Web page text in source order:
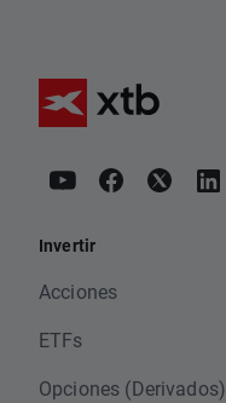
Invertir
Acciones
ETFs
Opciones (Derivados)